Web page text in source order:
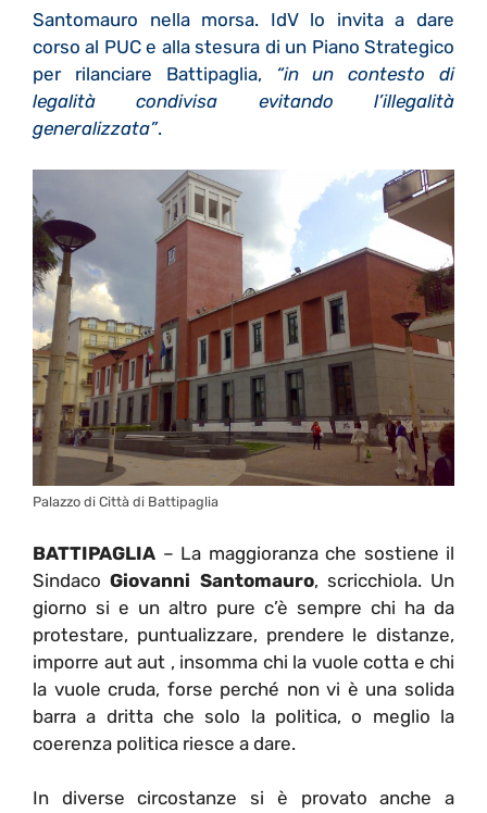
Santomauro nella morsa. IdV lo invita a dare
corso al PUC e alla stesura di un Piano Strategico
per rilanciare Battipaglia, “in un contesto di
legalità condivisa evitando l’illegalità
generalizzata”.
Palazzo di Città di Battipaglia
BATTIPAGLIA – La maggioranza che sostiene il
SindacoGiovanni Santomauro, scricchiola. Un
giorno si e un altro pure c’è sempre chi ha da
protestare, puntualizzare, prendere le distanze,
imporre aut aut , insomma chi la vuole cotta e chi
la vuole cruda, forse perché non vi è una solida
barra a dritta che solo la politica, o meglio la
coerenza politica riesce a dare.
In diverse circostanze si è provato anche a